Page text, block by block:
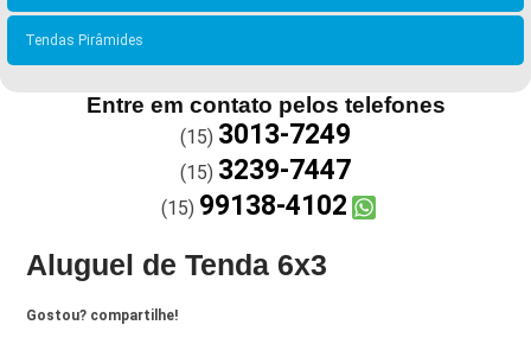
Tendas Pirâmides
Entre em contato pelos telefones
(15) 3013-7249
(15) 3239-7447
(15) 99138-4102
Aluguel de Tenda 6x3
Gostou? compartilhe!